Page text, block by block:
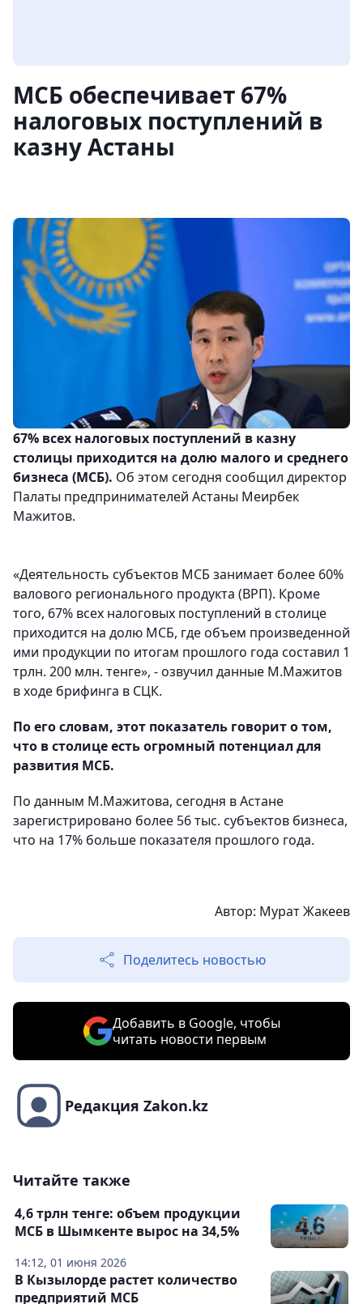
МСБ обеспечивает 67%
налоговых поступлений в
казну Астаны
67% всех налоговых поступлений в казну
столицы приходится на долю малого и среднего
бизнеса (МСБ). Об этом сегодня сообщил директор
Палаты предпринимателей Астаны Меирбек
Мажитов.
«Деятельность субъектов МСБ занимает более 60%
валового регионального продукта (ВРП). Кроме
того, 67% всех налоговых поступлений в столице
приходится на долю МСБ, где объем произведенной
ими продукции по итогам прошлого года составил 1
трлн. 200 млн. тенге», - озвучил данные М.Мажитов
в ходе брифинга в СЦК.
По его словам, этот показатель говорит о том,
что в столице есть огромный потенциал для
развития МСБ.
По данным М.Мажитова, сегодня в Астане
зарегистрировано более 56 тыс. субъектов бизнеса,
что на 17% больше показателя прошлого года.
Автор: Мурат Жакеев
Поделитесь новостью
Добавить в Google, чтобы
читать новости первым
Редакция Zakon.kz
Читайте также
14:12, 01 июня 2026
4,6 трлн тенге: объем продукции
МСБ в Шымкенте вырос на 34,5%
В Кызылорде растет количество
предприятий МСБ